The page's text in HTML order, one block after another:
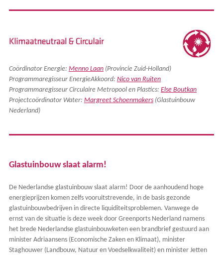
Coördinator Energie: Menno Laan (Provincie Zuid-Holland)
Programmaregisseur EnergieAkkoord: Nico van Ruiten
Programmaregisseur Circulaire Metropool en Plastics: Else Boutkan
Projectcoördinator Water: Margreet Schoenmakers (Glastuinbouw
Nederland)
Glastuinbouw slaat alarm!
De Nederlandse glastuinbouw slaat alarm! Door de aanhoudend hoge
energieprijzen komen zelfs vooruitstrevende, in de basis gezonde
glastuinbouwbedrijven in directe liquiditeitsproblemen. Vanwege de
ernst van de situatie is deze week door Greenports Nederland namens
het brede Nederlandse glastuinbouwketen een brandbrief gestuurd aan
minister Adriaansens (Economische Zaken en Klimaat), minister
Staghouwer (Landbouw, Natuur en Voedselkwaliteit) en minister Jetten